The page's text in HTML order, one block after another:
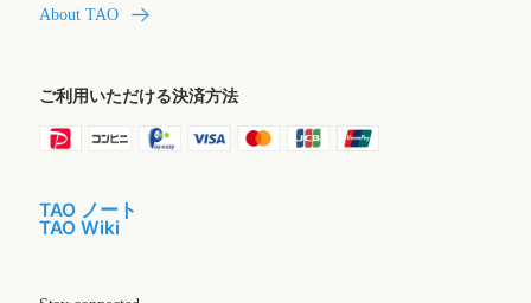
About TAO
ご利用いただける決済方法
TAO ノート
TAO Wiki